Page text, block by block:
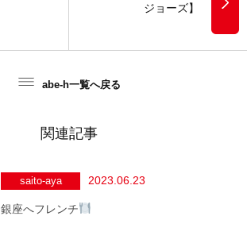
ジョーズ】
abe-h一覧へ戻る
関連記事
saito-aya 2023.06.23
銀座へフレンチ